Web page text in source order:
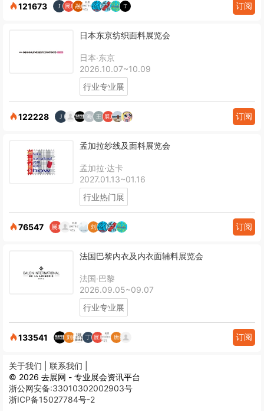
121673 订阅
日本东京纺织面料展览会
日本·东京
2026.10.07~10.09
行业专业展
122228 订阅
孟加拉纱线及面料展览会
孟加拉·达卡
2027.01.13~01.16
行业热门展
76547 订阅
法国巴黎内衣及内衣面辅料展览会
法国·巴黎
2026.09.05~09.07
行业专业展
133541 订阅
关于我们 | 联系我们 |
© 2026 去展网 - 专业展会资讯平台
浙公网安备:33010302002903号
浙ICP备15027784号-2